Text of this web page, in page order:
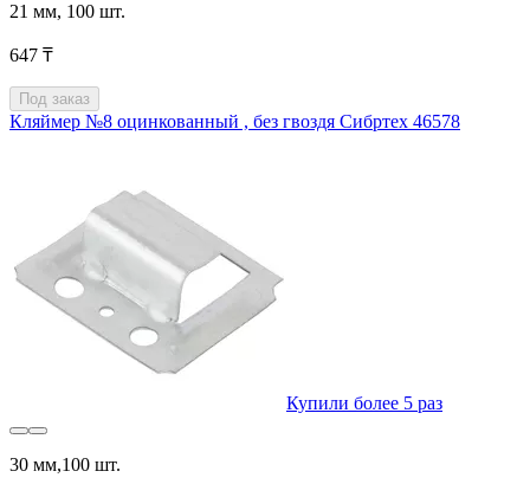
21 мм, 100 шт.
647 ₸
Под заказ
Кляймер №8 оцинкованный , без гвоздя Сибртех 46578
Купили более 5 раз
30 мм,100 шт.